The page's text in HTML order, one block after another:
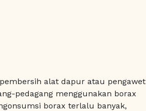
alat dapur atau pengawet
pedagang menggunakan borax
borax terlalu banyak,